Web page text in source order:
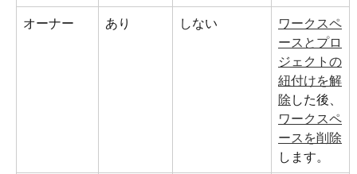
オーナー
あり しない
ワークスペ
ースとプロ
ジェクトの
紐付けを解
除した後、
ワークスペ
ースを削除
します。